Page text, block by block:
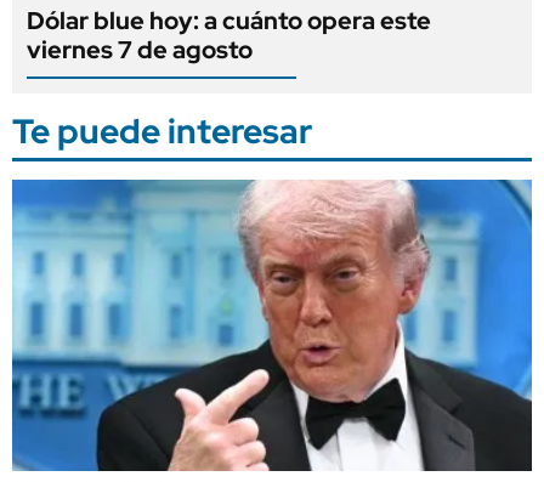
Dólar blue hoy: a cuánto opera este
viernes 7 de agosto
Te puede interesar